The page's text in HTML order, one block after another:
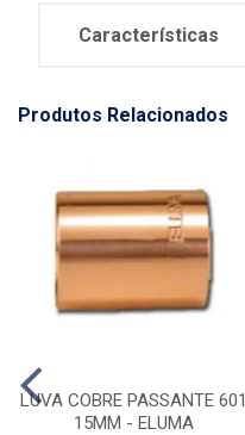
Características
Produtos Relacionados
LUVA COBRE PASSANTE 601
15MM - ELUMA